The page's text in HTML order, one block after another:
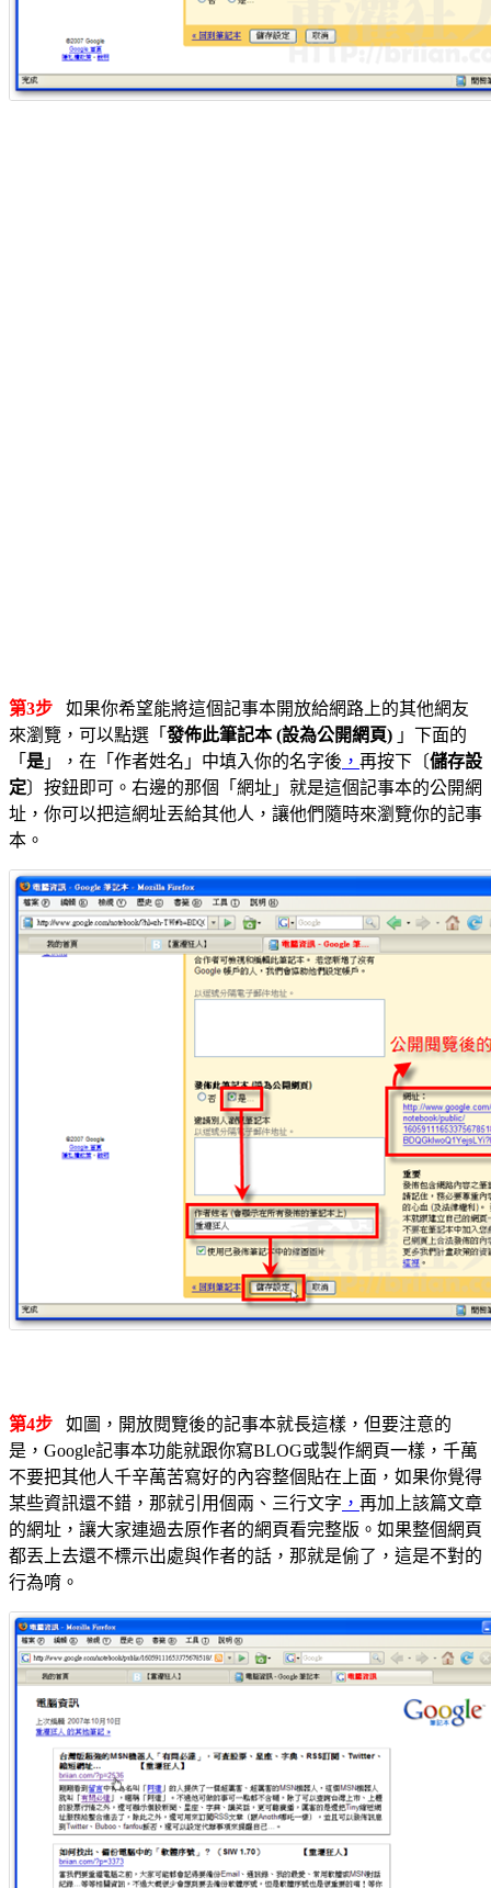
第3步 如果你希望能將這個記事本開放給網路上的其他網友
來瀏覽，可以點選「 發佈此筆記本 (設為公開網頁) 」下面的
「 是 」，在「作者姓名」中填入你的名字後 ， 再按下〔儲存設
定〕按鈕即可。右邊的那個「網址」就是這個記事本的公開網
址，你可以把這網址丟給其他人，讓他們隨時來瀏覽你的記事
本。
第4步 如圖，開放閱覽後的記事本就長這樣，但要注意的
是，Google記事本功能就跟你寫BLOG或製作網頁一樣，千萬
不要把其他人千辛萬苦寫好的內容整個貼在上面，如果你覺得
某些資訊還不錯，那就引用個兩、三行文字 ， 再加上該篇文章
的網址，讓大家連過去原作者的網頁看完整版。如果整個網頁
都丟上去還不標示出處與作者的話，那就是偷了，這是不對的
行為唷。